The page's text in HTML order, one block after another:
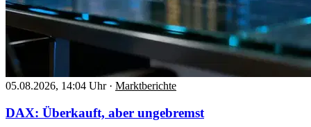
05.08.2026, 14:04 Uhr · Marktberichte
DAX: Überkauft, aber ungebremst